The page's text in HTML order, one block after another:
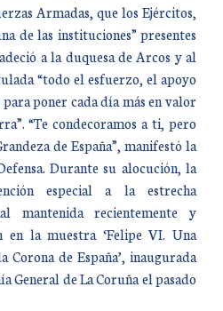
Armadas, que los Ejércitos,
de las instituciones” presentes
a la duquesa de Arcos y al
“todo el esfuerzo, el apoyo
poner cada día más en valor
“Te condecoramos a ti, pero
de España”, manifestó la
Durante su alocución, la
especial a la estrecha
mantenida recientemente y
en la muestra ‘Felipe VI. Una
Corona de España’, inaugurada
General de La Coruña el pasado